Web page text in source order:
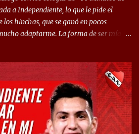
a Independiente, lo que le pide el
hinchas, que se ganó en pocos
adaptarme. La forma de ser mía
que juega muy dinámico y me gusta
forma de jugar mía y eso también
“Me siento mejor por izquierda, pero me
y juego sin problemas por derecha
extremo por izquierda es diferente. A mi
porque tengo mas posibilidades de